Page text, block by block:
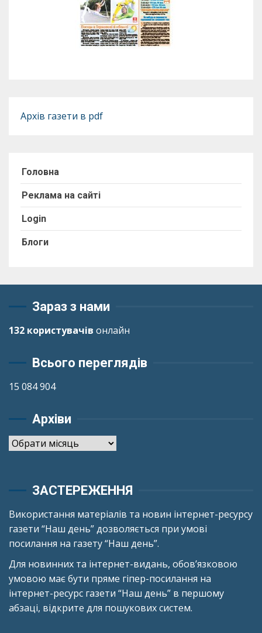
Архів газети в pdf
Головна
Реклама на сайті
Login
Блоги
Зараз з нами
132 користувачів онлайн
Всього переглядів
15 084 904
Архіви
Архіви
ЗАСТЕРЕЖЕННЯ
Використання матеріалів та новин інтернет-ресурсу
газети “Наш день” дозволяється при умові
посилання на газету “Наш день”.
Для новинних та інтернет-видань, обов’язковою
умовою має бути пряме гіпер-посилання на
інтернет-ресурс газети “Наш день” в першому
абзаці, відкрите для пошукових систем.